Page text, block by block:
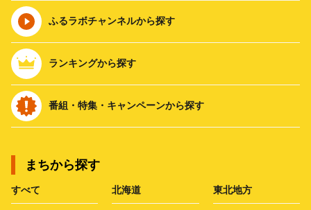
ふるラボチャンネルから探す
ランキングから探す
番組・特集・キャンペーンから探す
まちから探す
すべて 北海道 東北地方